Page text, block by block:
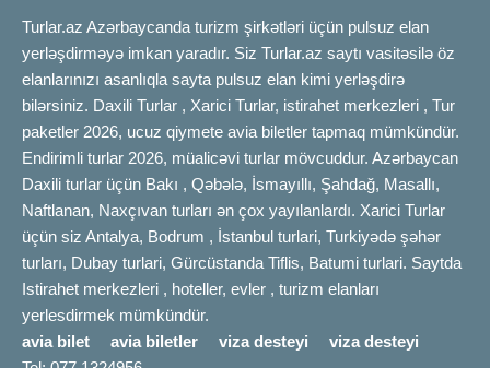
Turlar.az Azərbaycanda turizm şirkətləri üçün pulsuz elan
yerləşdirməyə imkan yaradır. Siz Turlar.az saytı vasitəsilə öz
elanlarınızı asanlıqla sayta pulsuz elan kimi yerləşdirə
bilərsiniz. Daxili Turlar , Xarici Turlar, istirahet merkezleri , Tur
paketler 2026, ucuz qiymete avia biletler tapmaq mümkündür.
Endirimli turlar 2026, müalicəvi turlar mövcuddur. Azərbaycan
Daxili turlar üçün Bakı , Qəbələ, İsmayıllı, Şahdağ, Masallı,
Naftlanan, Naxçıvan turları ən çox yayılanlardı. Xarici Turlar
üçün siz Antalya, Bodrum , İstanbul turlari, Turkiyədə şəhər
turları, Dubay turlari, Gürcüstanda Tiflis, Batumi turlari. Saytda
Istirahet merkezleri , hoteller, evler , turizm elanları
yerlesdirmek mümkündür.
avia bilet
avia biletler viza desteyi
viza desteyi